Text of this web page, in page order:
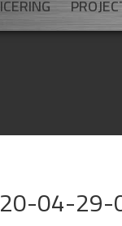
04-